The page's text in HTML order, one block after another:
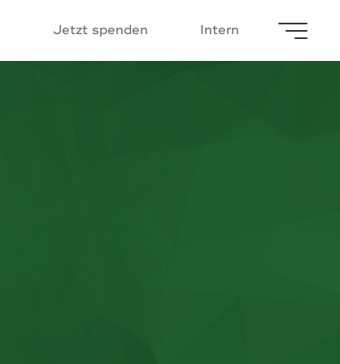
Jetzt spenden Intern
202